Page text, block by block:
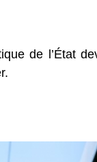
de l’État